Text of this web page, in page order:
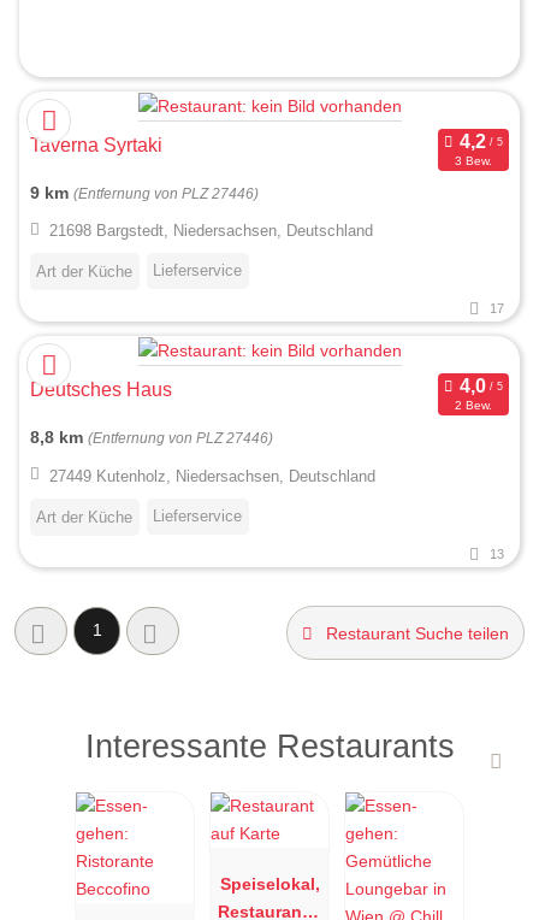
Taverna Syrtaki
3 Bew.
9 km (Entfernung von PLZ 27446)
21698 Bargstedt, Niedersachsen, Deutschland
Art der Küche Lieferservice
17
Deutsches Haus
2 Bew.
8,8 km (Entfernung von PLZ 27446)
27449 Kutenholz, Niedersachsen, Deutschland
Art der Küche Lieferservice
13
1 Restaurant Suche teilen
Interessante Restaurants
Speiselokal,
Restaurant "